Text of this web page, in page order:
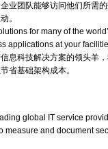
业团队能够访问他们所需
。
for many of the
applications at your
息科技解决方案的领头羊
省基础架构成本。
global IT service
measure and document